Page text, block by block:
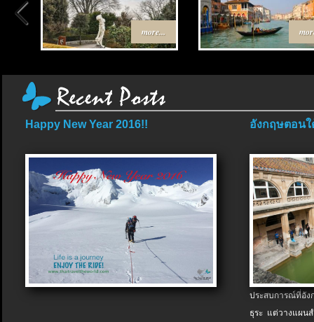
more...
Happy New Year 2016!! อังกฤษตอนใ
ประสบการณ์ที่อัง
ธุระ แต่วางแผน